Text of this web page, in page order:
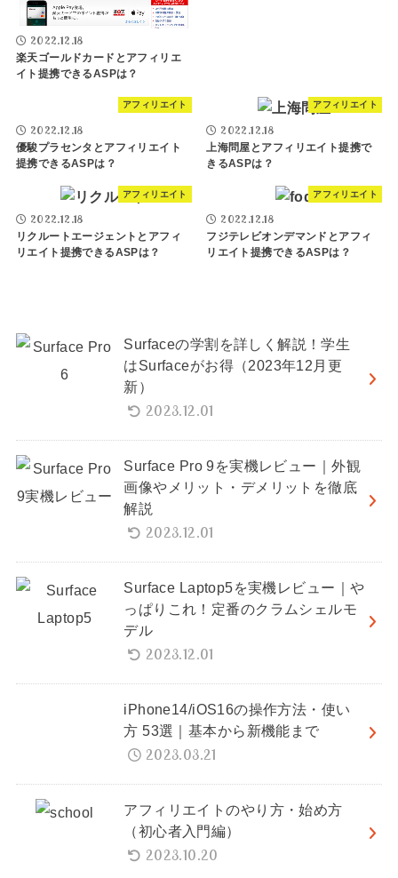
2022.12.18
楽天ゴールドカードとアフィリエ
イト提携できるASPは？
アフィリエイト
2022.12.18
優駿プラセンタとアフィリエイト
提携できるASPは？
アフィリエイト
2022.12.18
上海問屋とアフィリエイト提携で
きるASPは？
アフィリエイト
2022.12.18
リクルートエージェントとアフィ
リエイト提携できるASPは？
アフィリエイト
2022.12.18
フジテレビオンデマンドとアフィ
リエイト提携できるASPは？
Surfaceの学割を詳しく解説！学生
はSurfaceがお得（2023年12月更
新）
2023.12.01
Surface Pro 9を実機レビュー｜外観
画像やメリット・デメリットを徹底
解説
2023.12.01
Surface Laptop5を実機レビュー｜や
っぱりこれ！定番のクラムシェルモ
デル
2023.12.01
iPhone14/iOS16の操作方法・使い
方 53選｜基本から新機能まで
2023.03.21
アフィリエイトのやり方・始め方
（初心者入門編）
2023.10.20